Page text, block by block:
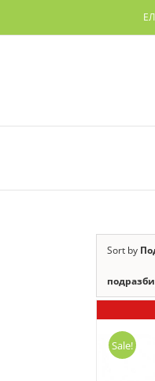
content
Sort by
Sale!